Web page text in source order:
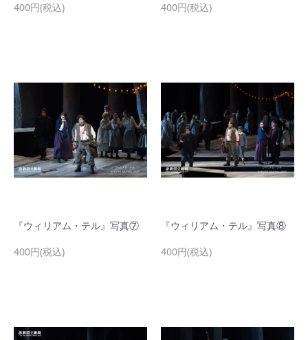
400円(税込)
400円(税込)
『ウィリアム・テル』写真⑦
400円(税込)
『ウィリアム・テル』写真⑧
400円(税込)